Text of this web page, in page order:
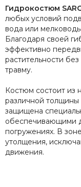
Гидрокостюм
любых условий
вода или
Благодаря своей
эффективно
растительности
травму.
Костюм состоит из
различной толщины
защищена
обеспечивающими
погружениях. В
утолщения,
движения.